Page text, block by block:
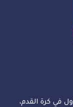
في كرة القدم،